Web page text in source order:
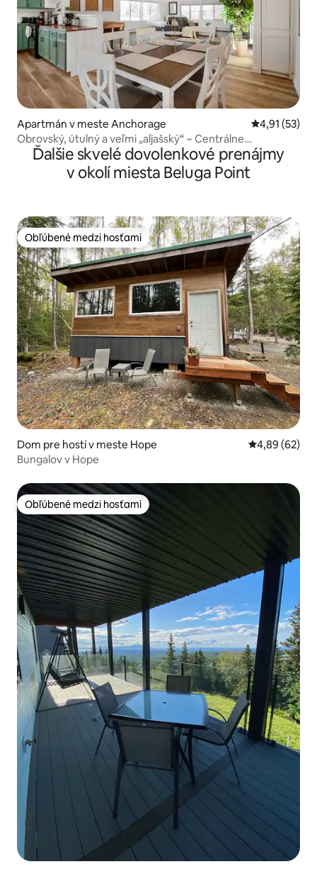
Apartmán v meste Anchorage Priemerné
4,91 (53)
Obrovský, útulný a veľmi „aljašský“ ~ Centrálne
umiestnený
Ďalšie skvelé dovolenkové prenájmy
v okolí miesta Beluga Point
Obľúbené medzi hosťami
Obľúbené medzi hosťami
Dom pre hostí v meste Hope Priemerné
4,89 (62)
Bungalov v Hope
Obľúbené medzi hosťami
Obľúbené medzi hosťami